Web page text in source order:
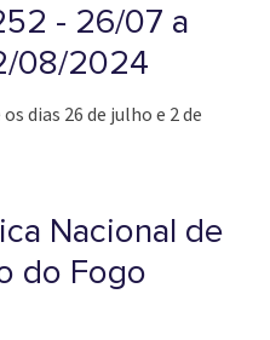
- 26/07 a
08/2024
dias 26 de julho e 2 de
Nacional de
do Fogo